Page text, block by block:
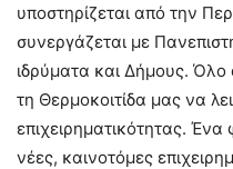
υποστηρίζεται από την
συνεργάζεται με
ιδρύματα και Δήμους. Όλο
τη Θερμοκοιτίδα μας να
επιχειρηματικότητας.
νέες, καινοτόμες